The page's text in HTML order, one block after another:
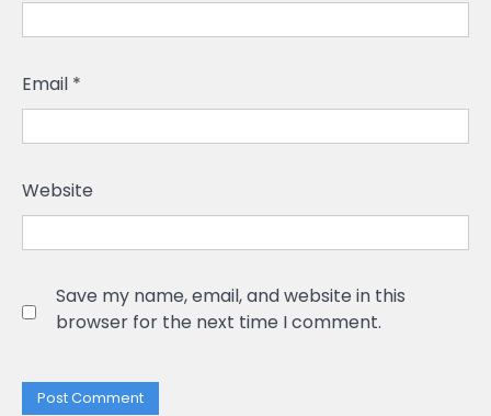
Email *
Website
Save my name, email, and website in this
browser for the next time I comment.